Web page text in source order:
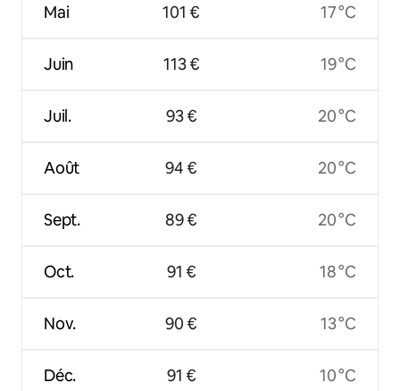
Mai
Juin
Juil.
Août
Sept.
Oct.
Nov.
Déc.
101 €
113 €
93 €
94 €
89 €
91 €
90 €
91 €
17 °C
19 °C
20 °C
20 °C
20 °C
18 °C
13 °C
10 °C